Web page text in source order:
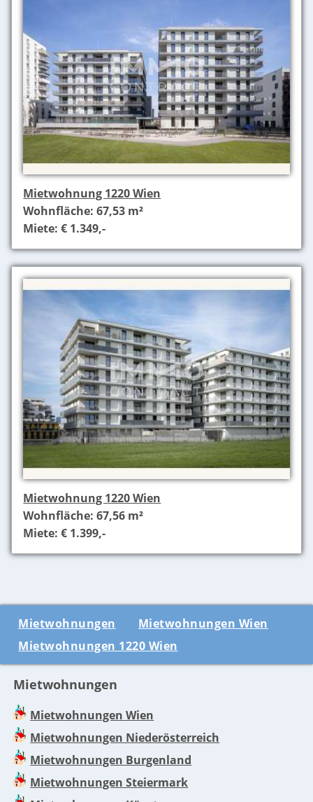
Mietwohnung 1220 Wien
Wohnfläche: 67,53 m²
Miete: € 1.349,-
Mietwohnung 1220 Wien
Wohnfläche: 67,56 m²
Miete: € 1.399,-
Mietwohnungen
Mietwohnungen Wien
Mietwohnungen 1220 Wien
Mietwohnungen
Mietwohnungen Wien
Mietwohnungen Niederösterreich
Mietwohnungen Burgenland
Mietwohnungen Steiermark